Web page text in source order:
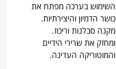
השימוש בערכה מפתח את
כושר הדמיון והיצירתיות.
מקנה סבלנות וריכוז.
ומחזק את שרירי הידיים
והמוטוריקה העדינה.